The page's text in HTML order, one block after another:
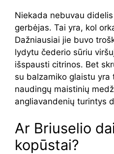
Niekada nebuvau didelis
gerbėjas. Tai yra, kol
Dažniausiai jie buvo
lydytu čederio sūriu
išspausti citrinos. Bet
su balzamiko glaistu yra
naudingų maistinių
angliavandenių turintys
Ar Briuselio
kopūstai?